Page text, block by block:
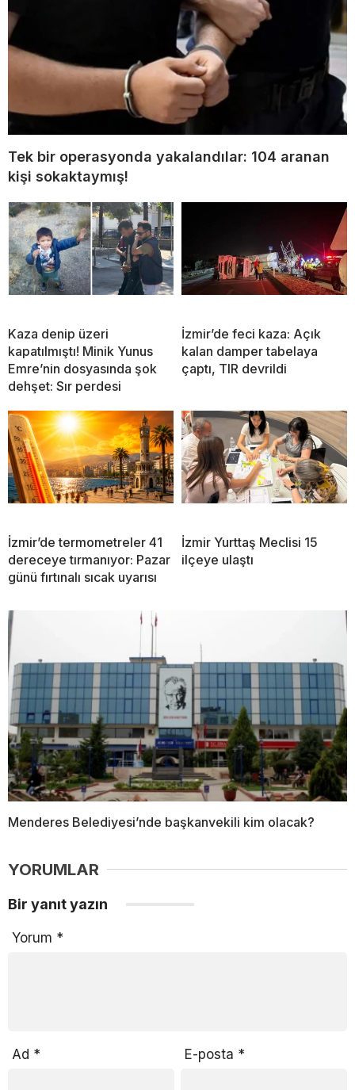
Tek bir operasyonda yakalandılar: 104 aranan
kişi sokaktaymış!
Kaza denip üzeri
kapatılmıştı! Minik Yunus
Emre’nin dosyasında şok
dehşet: Sır perdesi
İzmir’de feci kaza: Açık
kalan damper tabelaya
çaptı, TIR devrildi
İzmir’de termometreler 41
dereceye tırmanıyor: Pazar
günü fırtınalı sıcak uyarısı
İzmir Yurttaş Meclisi 15
ilçeye ulaştı
Menderes Belediyesi’nde başkanvekili kim olacak?
YORUMLAR
Bir yanıt yazın
Yorum *
Ad * E-posta *